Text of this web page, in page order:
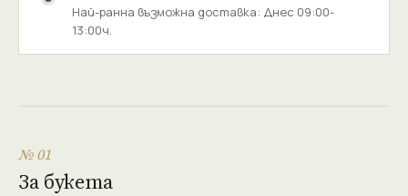
Най-ранна възможна доставка: Днес 09:00-
13:00ч.
№ 01
За букета